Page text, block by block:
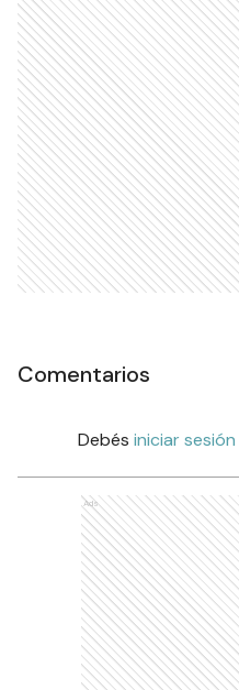
Comentarios
Debés iniciar sesión
Ads